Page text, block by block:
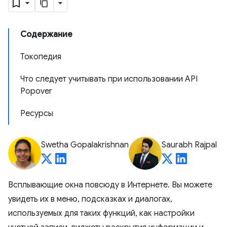
Содержание
Токопедия
Что следует учитывать при использовании API
Popover
Ресурсы
Swetha Gopalakrishnan Saurabh Rajpal
Всплывающие окна повсюду в Интернете. Вы можете
увидеть их в меню, подсказках и диалогах,
используемых для таких функций, как настройки